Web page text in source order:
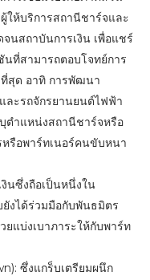
ให้บริการสถานีชาร์จและ
นสถาบันการเงิน เพื่อแชร์
ที่สามารถตอบโจทย์การ
สุด อาทิ การพัฒนา
ะรถจักรยานยนต์ไฟฟ้า
ตำแหน่งสถานีชาร์จหรือ
รือพาร์ทเนอร์คนขับหนา
นซึ่งถือเป็นหนึ่งใน
งได้ร่วมมือกับพันธมิตร
แบ่งเบาภาระให้กับพาร์ท
ซึ่งแกร็บเตรียมผนึก